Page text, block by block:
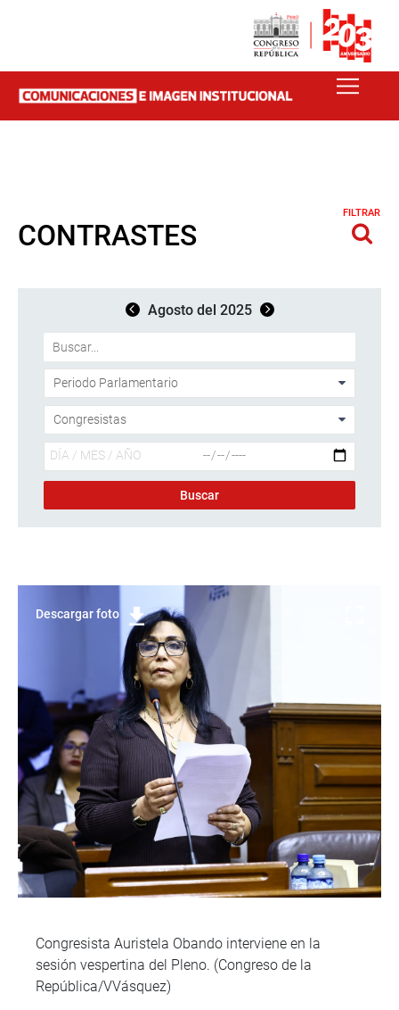
CONTRASTES
FILTRAR
Agosto del 2025
Descargar foto
Congresista Auristela Obando interviene en la
sesión vespertina del Pleno. (Congreso de la
República/VVásquez)